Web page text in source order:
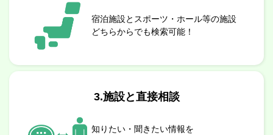
宿泊施設とスポーツ・ホール等の施設
どちらからでも検索可能！
3.施設と直接相談
知りたい・聞きたい情報を